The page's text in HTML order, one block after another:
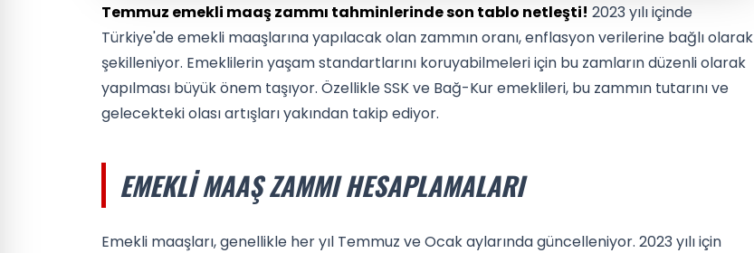
Temmuz emekli maaş zammı tahminlerinde son tablo netleşti! 2023 yılı içinde
Türkiye'de emekli maaşlarına yapılacak olan zammın oranı, enflasyon verilerine bağlı olarak
şekilleniyor. Emeklilerin yaşam standartlarını koruyabilmeleri için bu zamların düzenli olarak
yapılması büyük önem taşıyor. Özellikle SSK ve Bağ-Kur emeklileri, bu zammın tutarını ve
gelecekteki olası artışları yakından takip ediyor.
EMEKLI MAAŞ ZAMMI HESAPLAMALARI
Emekli maaşları, genellikle her yıl Temmuz ve Ocak aylarında güncelleniyor. 2023 yılı için